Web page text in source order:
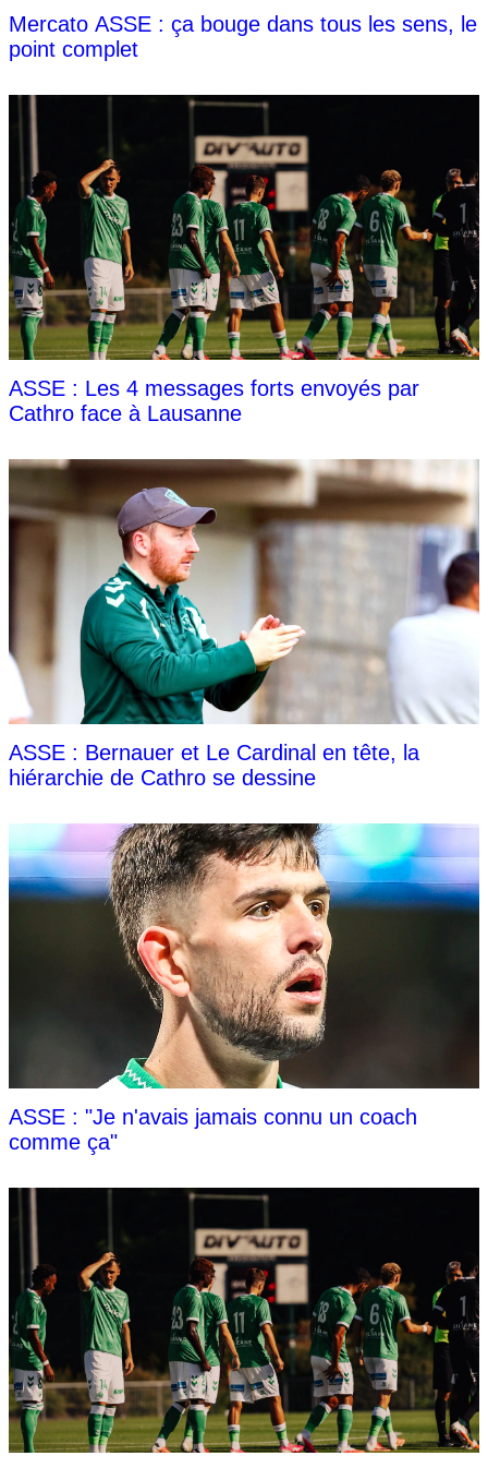
Mercato ASSE : ça bouge dans tous les sens, le
point complet
ASSE : Les 4 messages forts envoyés par
Cathro face à Lausanne
ASSE : Bernauer et Le Cardinal en tête, la
hiérarchie de Cathro se dessine
ASSE : "Je n'avais jamais connu un coach
comme ça"